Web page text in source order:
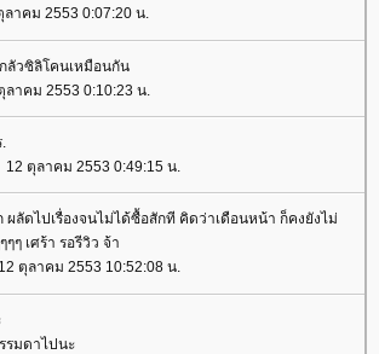
ลาคม 2553 0:07:20 น.
ลัวซิลิโคนเหมือนกัน
ลาคม 2553 0:10:23 น.
12 ตุลาคม 2553 0:49:15 น.
ลัดไปเรื่องจนไม่ได้ซื้อสักที คิดว่าเดือนหน้า ก็คงยังไม่
ๆ เศร้า รอรีวิว จ้า
12 ตุลาคม 2553 10:52:08 น.
รมดาไปนะ